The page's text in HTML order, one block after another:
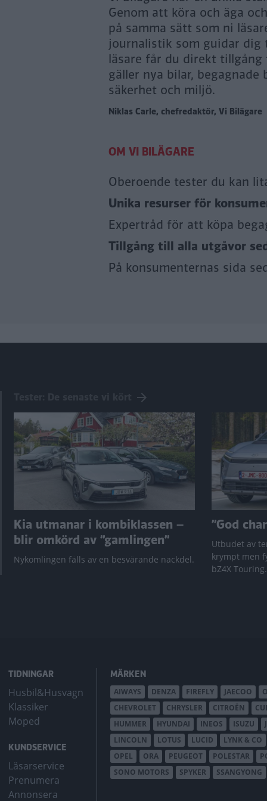
Genom att köra och äga
på samma sätt som ni
journalistik som guidar dig
läsare får du direkt
gäller nya bilar,
säkerhet och miljö.
Niklas Carle, chefredaktör, Vi Bilägare
Oberoende tester du kan
Unika resurser för
Expertråd för att köpa
Tillgång till alla utgåvor
På konsumenternas sida
Kia utmanar i kombiklassen –
blir omkörd av ”gamlingen”
Nykomlingen fälls av en besvärande nackdel.
”God
Utbudet av
krympt men
bZ4X
TIDNINGAR
Husbil&Husvagn
Klassiker
Moped
KUNDSERVICE
Läsarservice
Prenumera
Annonsera
MÄRKEN
AIWAYS DENZA FIREFLY JAECOO
CHEVROLET
CHRYSLER CITROËN
HUMMER
HYUNDAI INEOS ISUZU
LINCOLN
LOTUS LUCID LYNK & CO
OPEL
ORA PEUGEOT POLESTAR
SONO MOTORS
SPYKER SSANGYONG